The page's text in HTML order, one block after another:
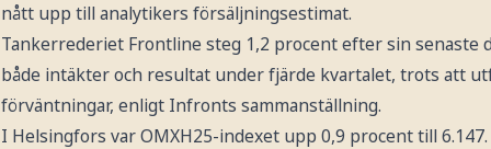
nått upp till analytikers försäljningsestimat.
Tankerrederiet Frontline steg 1,2 procent efter sin senaste
både intäkter och resultat under fjärde kvartalet, trots att
förväntningar, enligt Infronts sammanställning.
I Helsingfors var OMXH25-indexet upp 0,9 procent till 6.147.